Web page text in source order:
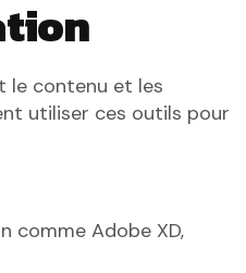
le contenu et les
utiliser ces outils pour
comme Adobe XD,